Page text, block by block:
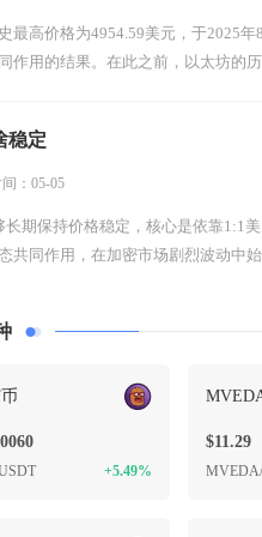
最高价格为4954.59美元，于2025
作用的结果。在此之前，以太坊的历
稳定
：05-05
长期保持价格稳定，核心是依靠1:1
共同作用，在加密市场剧烈波动中
+5.49%
$11.29